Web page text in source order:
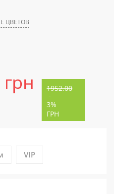
ЦВЕТОВ
грн 1952.00
-
3%
ГРН
VIP